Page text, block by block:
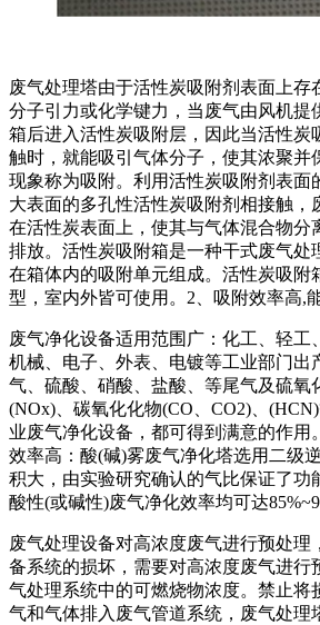
废气处理塔由于活性炭吸附剂表面上存
分子引力或化学键力，当废气由风机提
箱后进入活性炭吸附层，因此当活性炭
触时，就能吸引气体分子，使其浓聚并
现象称为吸附。利用活性炭吸附剂表面
大表面的多孔性活性炭吸附剂相接触，
在活性炭表面上，使其与气体混合物分
排放。活性炭吸附箱是一种干式废气处
在箱体内的吸附单元组成。活性炭吸附
型，室内外皆可使用。2、吸附效率高,
废气净化设备适用范围广：化工、轻工
机械、电子、外表、电镀等工业部门出
气、硫酸、硝酸、盐酸、等尾气及硫氧
(NOx)、碳氧化化物(CO、CO2)、
业废气净化设备，都可得到满意的作用
效率高：酸(碱)雾废气净化塔选用二级
积大，由实验研究确认的气比保证了功
酸性(或碱性)废气净化效率均可达
废气处理设备对高浓度废气进行预处理
备系统的损坏，需要对高浓度废气进行
气处理系统中的可燃烧物浓度。禁止将
气和气体排入废气管道系统，废气处理